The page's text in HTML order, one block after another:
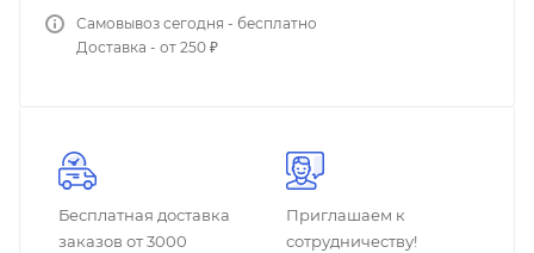
Самовывоз сегодня - бесплатно
Доставка - от 250 ₽
Бесплатная доставка
заказов от 3000
Приглашаем к
сотрудничеству!